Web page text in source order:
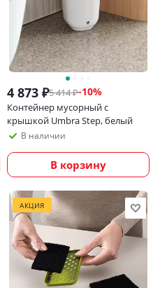
4 873 ₽5 414₽-10%
Контейнер мусорный с
крышкой Umbra Step, белый
В наличии
В корзину
АКЦИЯ